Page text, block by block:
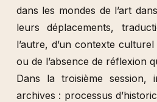
dans les mondes de l’art
leurs déplacements,
l’autre, d’un contexte
ou de l’absence de réflexion
Dans la troisième session,
archives : processus